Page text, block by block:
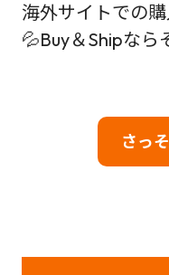
海外サイトでの
💦Buy＆Shipなら
さっ